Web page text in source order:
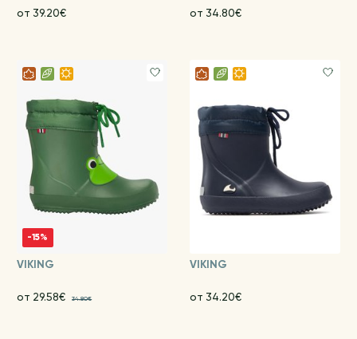
от 39.20€ от 34.80€
-15%
VIKING
от 29.58€ 34.80€
VIKING
от 34.20€